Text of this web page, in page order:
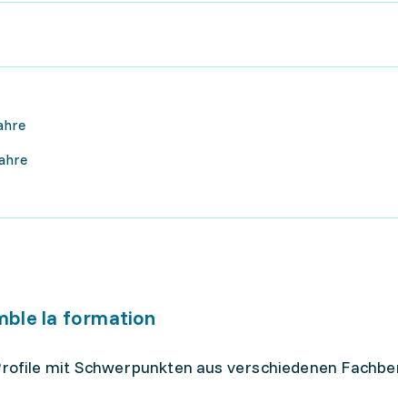
la formation
mit Schwerpunkten aus verschiedenen